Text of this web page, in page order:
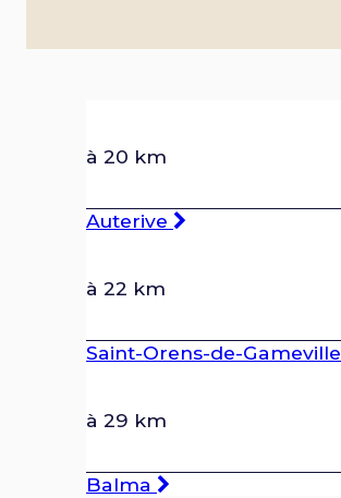
à 20 km
Auterive
à 22 km
Saint-Orens-de-Gameville
à 29 km
Balma